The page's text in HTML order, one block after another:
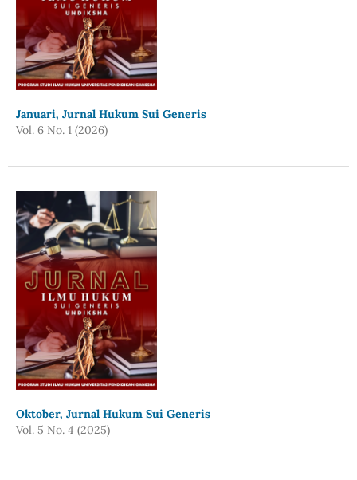
Januari, Jurnal Hukum Sui Generis
Vol. 6 No. 1 (2026)
Oktober, Jurnal Hukum Sui Generis
Vol. 5 No. 4 (2025)